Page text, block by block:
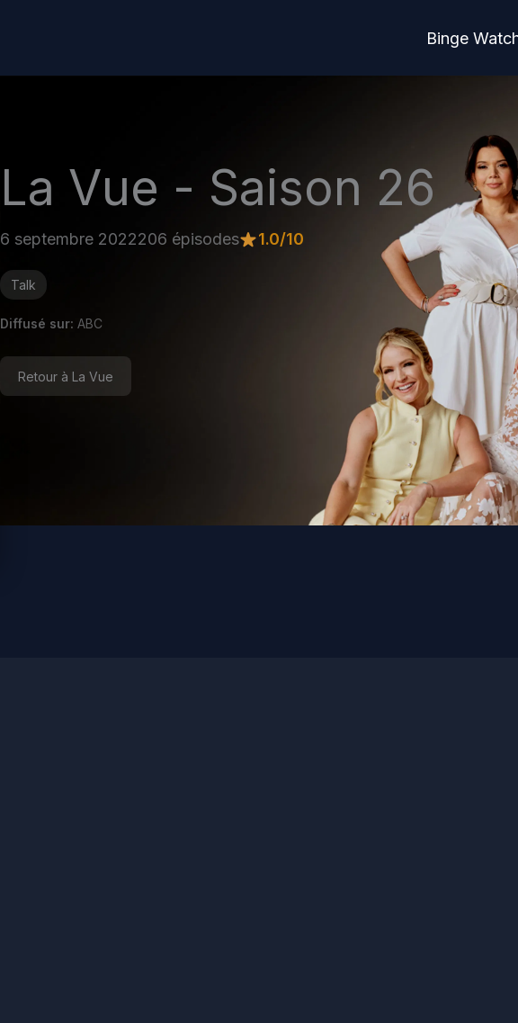
Binge
La Vue - Saison 26
6 septembre 2022206 épisodes 1.0/10
Talk
Diffusé sur: ABC
Retour à La Vue